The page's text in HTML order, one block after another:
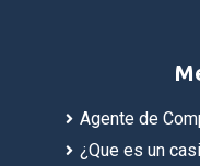
Agente de
¿Que es un